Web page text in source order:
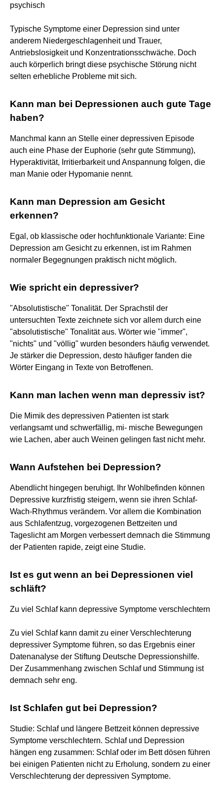
psychisch
Typische Symptome einer Depression sind unter
anderem Niedergeschlagenheit und Trauer,
Antriebslosigkeit und Konzentrationsschwäche. Doch
auch körperlich bringt diese psychische Störung nicht
selten erhebliche Probleme mit sich.
Kann man bei Depressionen auch gute Tage
haben?
Manchmal kann an Stelle einer depressiven Episode
auch eine Phase der Euphorie (sehr gute Stimmung),
Hyperaktivität, Irritierbarkeit und Anspannung folgen, die
man Manie oder Hypomanie nennt.
Kann man Depression am Gesicht
erkennen?
Egal, ob klassische oder hochfunktionale Variante: Eine
Depression am Gesicht zu erkennen, ist im Rahmen
normaler Begegnungen praktisch nicht möglich.
Wie spricht ein depressiver?
"Absolutistische" Tonalität. Der Sprachstil der
untersuchten Texte zeichnete sich vor allem durch eine
"absolutistische" Tonalität aus. Wörter wie "immer",
"nichts" und "völlig" wurden besonders häufig verwendet.
Je stärker die Depression, desto häufiger fanden die
Wörter Eingang in Texte von Betroffenen.
Kann man lachen wenn man depressiv ist?
Die Mimik des depressiven Patienten ist stark
verlangsamt und schwerfällig, mi- mische Bewegungen
wie Lachen, aber auch Weinen gelingen fast nicht mehr.
Wann Aufstehen bei Depression?
Abendlicht hingegen beruhigt. Ihr Wohlbefinden können
Depressive kurzfristig steigern, wenn sie ihren Schlaf-
Wach-Rhythmus verändern. Vor allem die Kombination
aus Schlafentzug, vorgezogenen Bettzeiten und
Tageslicht am Morgen verbessert demnach die Stimmung
der Patienten rapide, zeigt eine Studie.
Ist es gut wenn an bei Depressionen viel
schläft?
Zu viel Schlaf kann depressive Symptome verschlechtern
Zu viel Schlaf kann damit zu einer Verschlechterung
depressiver Symptome führen, so das Ergebnis einer
Datenanalyse der Stiftung Deutsche Depressionshilfe.
Der Zusammenhang zwischen Schlaf und Stimmung ist
demnach sehr eng.
Ist Schlafen gut bei Depression?
Studie: Schlaf und längere Bettzeit können depressive
Symptome verschlechtern. Schlaf und Depression
hängen eng zusammen: Schlaf oder im Bett dösen führen
bei einigen Patienten nicht zu Erholung, sondern zu einer
Verschlechterung der depressiven Symptome.